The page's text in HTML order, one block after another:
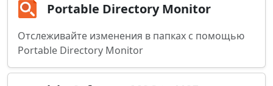
Portable Directory Monitor
Отслеживайте изменения в папках с помощью
Portable Directory Monitor